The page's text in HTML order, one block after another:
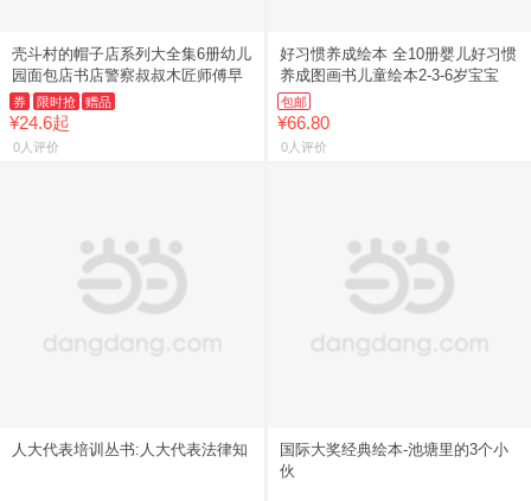
壳斗村的帽子店系列大全集6册幼儿
园面包店书店警察叔叔木匠师傅早
券 限时抢 赠品
¥24.6起
0人评价
好习惯养成绘本 全10册婴儿好习惯
养成图画书儿童绘本2-3-6岁宝宝
包邮
¥66.80
0人评价
人大代表培训丛书:人大代表法律知
国际大奖经典绘本-池塘里的3个小
伙